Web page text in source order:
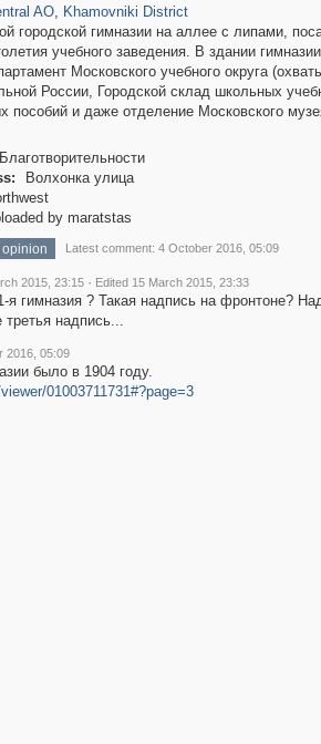
AO, Khamovniki District
городской гимназии на аллее с липами,
учебного заведения. В здании
Московского учебного округа
России, Городской склад школьных
пособий и даже отделение Московского
Волхонка улица
by maratstas
Latest comment: 4 October 2016, 05:09
2015, 23:15 · Edited 15 March 2015, 23:33
я гимназия ? Такая надпись на фронтоне?
надпись...
2016, 05:09
было в 1904 году.
01003711731#?page=3